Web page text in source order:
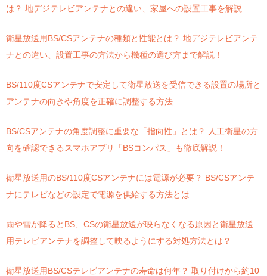
は？ 地デジテレビアンテナとの違い、家屋への設置工事を解説
衛星放送用BS/CSアンテナの種類と性能とは？ 地デジテレビアンテ
ナとの違い、設置工事の方法から機種の選び方まで解説！
BS/110度CSアンテナで安定して衛星放送を受信できる設置の場所と
アンテナの向きや角度を正確に調整する方法
BS/CSアンテナの角度調整に重要な「指向性」とは？ 人工衛星の方
向を確認できるスマホアプリ「BSコンパス」も徹底解説！
衛星放送用のBS/110度CSアンテナには電源が必要？ BS/CSアンテ
ナにテレビなどの設定で電源を供給する方法とは
雨や雪が降るとBS、CSの衛星放送が映らなくなる原因と衛星放送
用テレビアンテナを調整して映るようにする対処方法とは？
衛星放送用BS/CSテレビアンテナの寿命は何年？ 取り付けから約10